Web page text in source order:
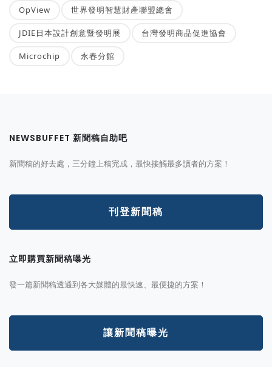
OpView 世界發明智慧財產聯盟總會
JDIE日本設計創意暨發明展 台灣發明商品促進協會
Microchip 永春分館
NEWSBUFFET 新聞稿自助吧
新聞稿的好去處，三分鐘上稿完成，最快接觸最多讀者的方案！
刊登新聞稿
立即購買新聞稿曝光
發一篇新聞稿透通到各大媒體的最快速、最便捷的方案！
讓新聞稿曝光